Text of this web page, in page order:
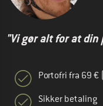
"Vi gør alt for at
Portofri fra 69 €
Sikker betaling